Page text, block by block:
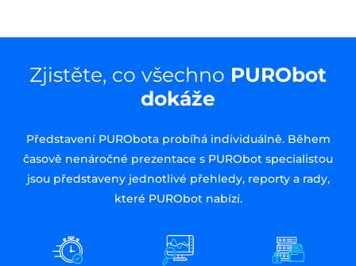
Zjistěte, co všechno PURObot
dokáže
Představení PURObota probíhá individuálně. Během
časově nenáročné prezentace s PURObot specialistou
jsou představeny jednotlivé přehledy, reporty a rady,
které PURObot nabízí.